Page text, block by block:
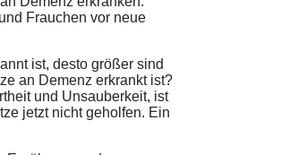
Frauchen vor neue
ist, desto größer sind
an Demenz erkrankt ist?
und Unsauberkeit, ist
jetzt nicht geholfen. Ein